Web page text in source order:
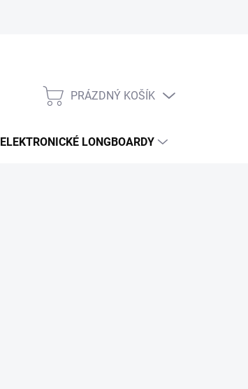
NÁKUPNÍ
PRÁZDNÝ KOŠÍK
ELEKTRONICKÉ LONGBOARDY